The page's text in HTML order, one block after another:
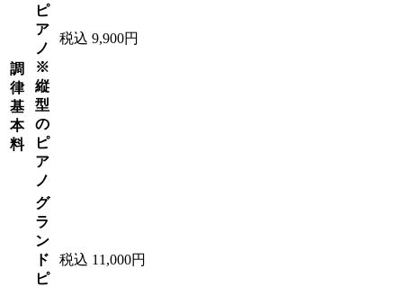
調
律
基
本
料
ピ
ア
ノ
※
縦
型
の
ピ
ア
ノ
税込 9,900円
グ
ラ
ン
ド
ピ
税込 11,000円